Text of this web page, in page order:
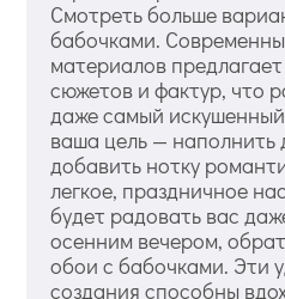
Смотреть больше
бабочками.
материалов
сюжетов и фактур, что
даже самый
ваша цель — наполнить
добавить нотку
легкое, праздничное
будет радовать вас
осенним вечером,
обои с бабочками. Эти
создания способны